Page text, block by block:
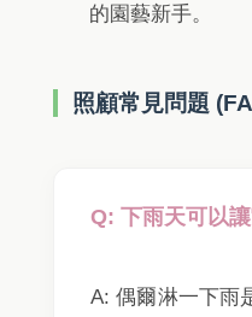
的園藝新手。
照顧常見問題
Q: 下雨天可以
A: 偶爾淋一下雨